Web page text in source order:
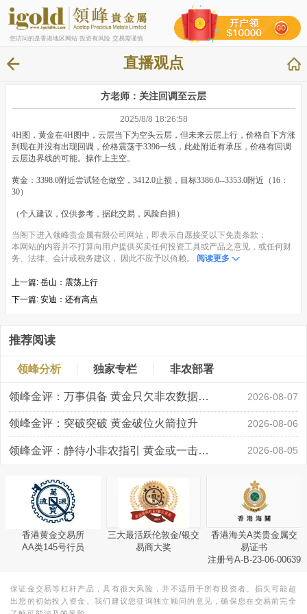
您访问的是香港地区网站 投资有风险 交易需谨慎
直播观点
方老师：关注回调至云层
2025/8/8 18:26:58
4H图，黄金在4H图中，云层当下为空头云层，但未来云层上行，价格自下方涨
到现在并没有出现回调，价格震荡于3396一线，此处附近有承压，价格有回调
云层边界线的可能。操作上主空。
黄金：3398.0附近尝试轻仓做空，3412.0止损，目标3386.0--3353.0附近（16：
30）
（个人建议，仅供参考，据此交易，风险自担）
当阁下进入领峰贵金属有限公司网站，即表示自愿接受以下免责条款：
本网站的内容并不打算向用户提供买卖任何投资工具或产品之意见，或任何财
务、法律、会计或税务建议， 因此不应予以倚赖。
阅读更多
上一篇: 岳山：震荡上行
下一篇: 安迪：还有高点
推荐阅读
领峰分析 独家专栏 非农部署
领峰金评：万事俱备 黄金只欠非农数据“东风” 2026-08-07
领峰金评：突破突破 黄金破位火箭拉升 2026-08-06
领峰金评：静待小非农指引 黄金或一击破局 2026-08-05
香港黄金交易所
AA类145号行员
三大最活跃伦敦金/银交
易商大奖
香港海关A类贵金属交
易证书
注册号A-B-23-06-00639
保证金交易等杠杆产品，具有很大风险，并不适用于所有投资者。损失可能超
出您的初始投入资金。我们建议您征询独立顾问的意见，确保您在交易前完全